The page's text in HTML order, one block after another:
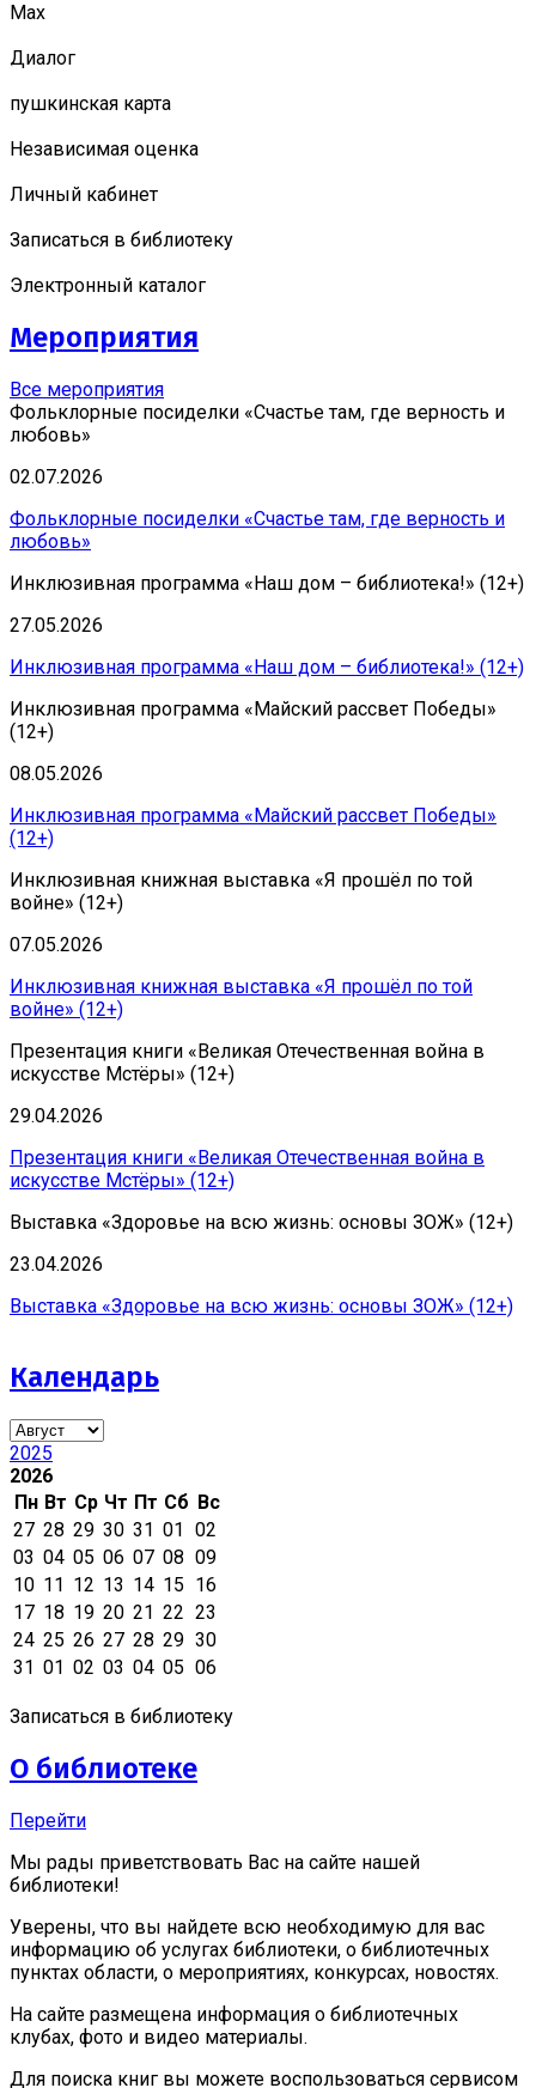
Мах
Диалог
пушкинская карта
Независимая оценка
Личный кабинет
Записаться в библиотеку
Электронный каталог
Мероприятия
Все мероприятия
Фольклорные посиделки «Счастье там, где верность и
любовь»
02.07.2026
Фольклорные посиделки «Счастье там, где верность и
любовь»
Инклюзивная программа «Наш дом – библиотека!» (12+)
27.05.2026
Инклюзивная программа «Наш дом – библиотека!» (12+)
Инклюзивная программа «Майский рассвет Победы»
(12+)
08.05.2026
Инклюзивная программа «Майский рассвет Победы»
(12+)
Инклюзивная книжная выставка «Я прошёл по той
войне» (12+)
07.05.2026
Инклюзивная книжная выставка «Я прошёл по той
войне» (12+)
Презентация книги «Великая Отечественная война в
искусстве Мстёры» (12+)
29.04.2026
Презентация книги «Великая Отечественная война в
искусстве Мстёры» (12+)
Выставка «Здоровье на всю жизнь: основы ЗОЖ» (12+)
23.04.2026
Выставка «Здоровье на всю жизнь: основы ЗОЖ» (12+)
Календарь
2025
2026
Пн Вт Ср Чт Пт Сб Вс
27 28 29 30 31 01 02
03 04 05 06 07 08 09
10 11 12 13 14 15 16
17 18 19 20 21 22 23
24 25 26 27 28 29 30
31 01 02 03 04 05 06
Записаться в библиотеку
О библиотеке
Перейти
Мы рады приветствовать Вас на сайте нашей
библиотеки!
Уверены, что вы найдете всю необходимую для вас
информацию об услугах библиотеки, о библиотечных
пунктах области, о мероприятиях, конкурсах, новостях.
На сайте размещена информация о библиотечных
клубах, фото и видео материалы.
Для поиска книг вы можете воспользоваться сервисом